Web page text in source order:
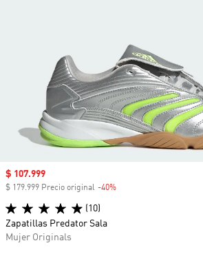
Precio de venta
$ 107.999
$ 179.999 Precio original -40%
(10)
Zapatillas Predator Sala
Mujer Originals